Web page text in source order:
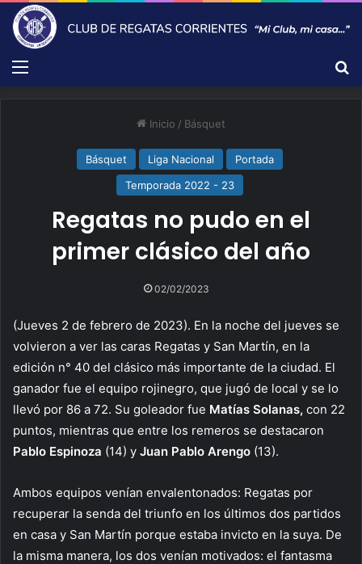
Menú
Inicio / Básquet
Básquet Liga Nacional
Portada
Temporada 2022 - 23
Regatas no pudo en el
primer clásico del año
02/02/2023
(Jueves 2 de febrero de 2023). En la noche del jueves se
volvieron a ver las caras Regatas y San Martín, en la
edición n° 40 del clásico más importante de la ciudad. El
ganador fue el equipo rojinegro, que jugó de local y se lo
llevó por 86 a 72. Su goleador fue Matías Solanas, con 22
puntos, mientras que entre los remeros se destacaron
Pablo Espinoza (14) y Juan Pablo Arengo (13).
Ambos equipos venían envalentonados: Regatas por
recuperar la senda del triunfo en los últimos dos partidos
en casa y San Martín porque estaba invicto en la suya. De
la misma manera, los dos venían motivados: el fantasma